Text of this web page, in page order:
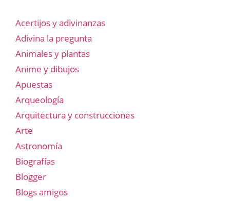
Acertijos y adivinanzas
Adivina la pregunta
Animales y plantas
Anime y dibujos
Apuestas
Arqueología
Arquitectura y construcciones
Arte
Astronomía
Biografías
Blogger
Blogs amigos